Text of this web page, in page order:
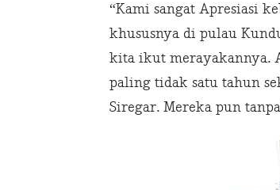
“Kami sangat Apresiasi
khususnya di pulau
kita ikut merayakannya.
paling tidak satu tahun
Siregar. Mereka pun